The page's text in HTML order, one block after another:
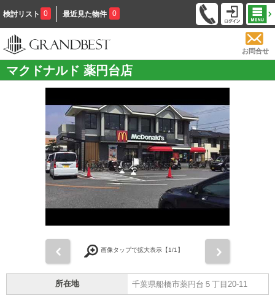
検討リスト 0 最近見た物件 0
お問合せ
マクドナルド 薬円台店
画像タップで拡大表示【1/1】
所在地 千葉県船橋市薬円台５丁目20-11